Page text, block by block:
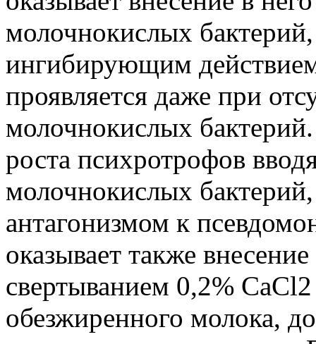
молочнокислых
ингибирующим
проявляется даже при
молочнокислых
роста психротрофов
молочнокислых
антагонизмом к
оказывает также
свертыванием 0,2%
обезжиренного молока,